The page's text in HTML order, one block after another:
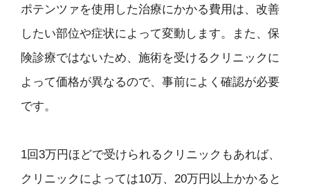
ポテンツァを使用した治療にかかる費用は、改善
したい部位や症状によって変動します。また、保
険診療ではないため、施術を受けるクリニックに
よって価格が異なるので、事前によく確認が必要
です。
1回3万円ほどで受けられるクリニックもあれば、
クリニックによっては10万、20万円以上かかると